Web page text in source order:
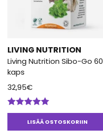
LIVING NUTRITION
Living Nutrition Sibo-Go 60
kaps
32,95€
Arvostelu
tuotteesta:LISÄÄ OSTOSKORIIN